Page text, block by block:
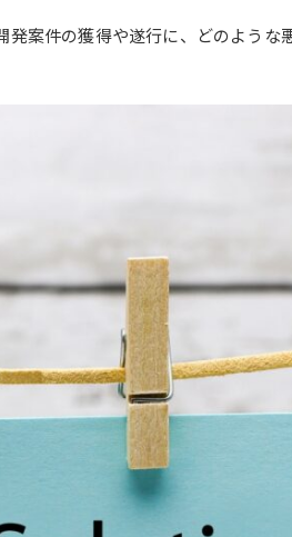
案件の獲得や遂行に、どのような